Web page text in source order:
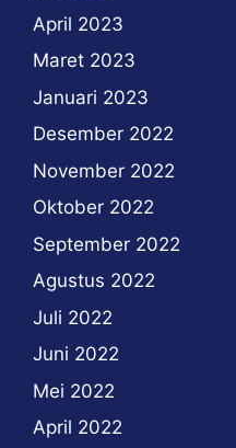
April 2023
Maret 2023
Januari 2023
Desember 2022
November 2022
Oktober 2022
September 2022
Agustus 2022
Juli 2022
Juni 2022
Mei 2022
April 2022